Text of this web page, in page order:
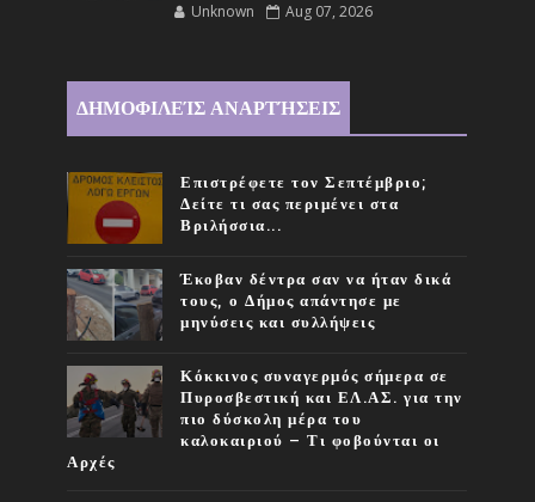
Unknown Aug 07, 2026
ΔΗΜΟΦΙΛΕΊΣ ΑΝΑΡΤΉΣΕΙΣ
Επιστρέφετε τον Σεπτέμβριο;
Δείτε τι σας περιμένει στα
Βριλήσσια...
Έκοβαν δέντρα σαν να ήταν δικά
τους, ο Δήμος απάντησε με
μηνύσεις και συλλήψεις
Κόκκινος συναγερμός σήμερα σε
Πυροσβεστική και ΕΛ.ΑΣ. για την
πιο δύσκολη μέρα του
καλοκαιριού – Τι φοβούνται οι
Αρχές